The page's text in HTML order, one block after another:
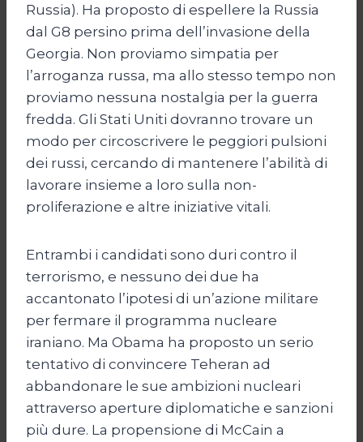
Russia). Ha proposto di espellere la Russia
dal G8 persino prima dell’invasione della
Georgia. Non proviamo simpatia per
l’arroganza russa, ma allo stesso tempo non
proviamo nessuna nostalgia per la guerra
fredda. Gli Stati Uniti dovranno trovare un
modo per circoscrivere le peggiori pulsioni
dei russi, cercando di mantenere l’abilità di
lavorare insieme a loro sulla non-
proliferazione e altre iniziative vitali.
Entrambi i candidati sono duri contro il
terrorismo, e nessuno dei due ha
accantonato l’ipotesi di un’azione militare
per fermare il programma nucleare
iraniano. Ma Obama ha proposto un serio
tentativo di convincere Teheran ad
abbandonare le sue ambizioni nucleari
attraverso aperture diplomatiche e sanzioni
più dure. La propensione di McCain a